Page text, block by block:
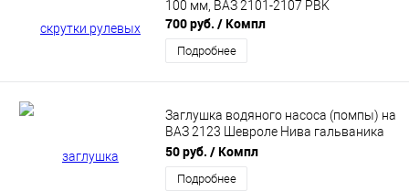
100 мм, ВАЗ 2101-2107 PBK
700 руб. / Компл
Подробнее
Заглушка водяного насоса (помпы) на
ВАЗ 2123 Шевроле Нива гальваника
PBK
50 руб. / Компл
Подробнее